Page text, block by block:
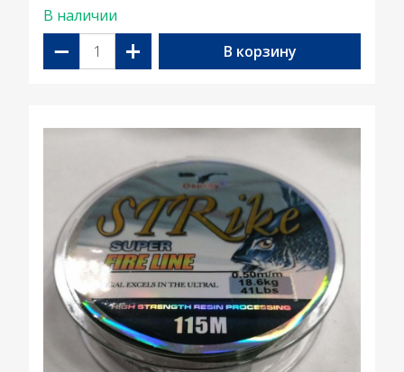
В наличии
− + В корзину